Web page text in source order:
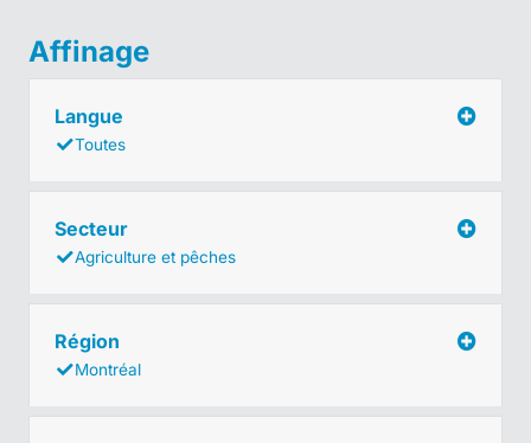
Affinage
Langue
Toutes
Secteur
Agriculture et pêches
Région
Montréal